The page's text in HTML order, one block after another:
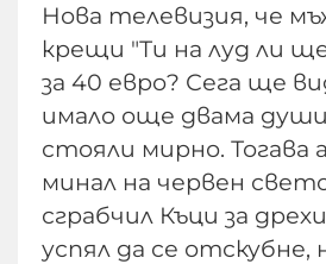
Нова телевизия, че
крещи "Ти на луд ли
за 40 евро? Сега ще
имало още двама
стояли мирно. Тогава
минал на червен
сграбчил Къци за
успял да се отскубне,